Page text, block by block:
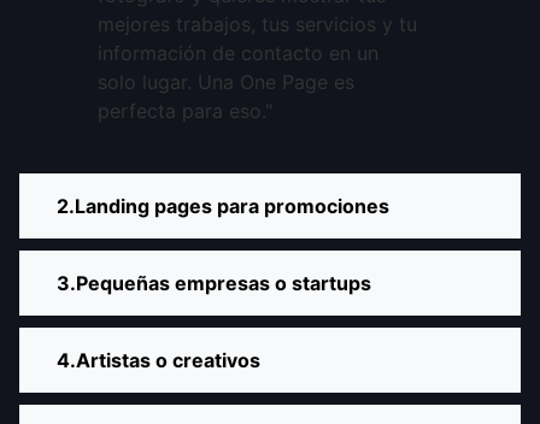
mejores trabajos, tus servicios y tu
información de contacto en un
solo lugar. Una One Page es
perfecta para eso."
Landing pages para promociones
Pequeñas empresas o startups
Artistas o creativos